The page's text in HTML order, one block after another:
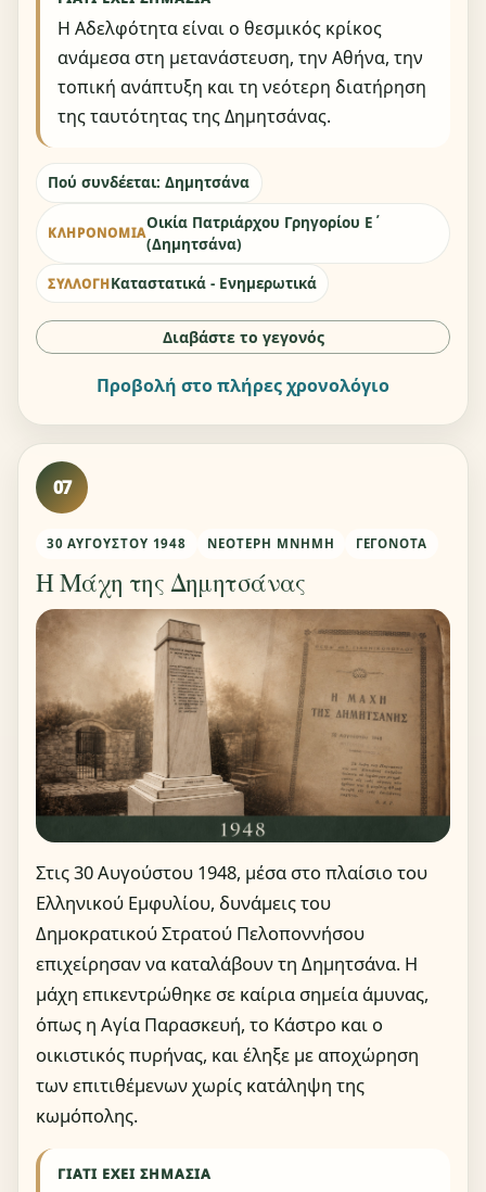
Η Αδελφότητα είναι ο θεσμικός κρίκος
ανάμεσα στη μετανάστευση, την Αθήνα, την
τοπική ανάπτυξη και τη νεότερη διατήρηση
της ταυτότητας της Δημητσάνας.
Πού συνδέεται: Δημητσάνα
ΚΛΗΡΟΝΟΜΙΆ
Οικία Πατριάρχου Γρηγορίου Ε΄
(Δημητσάνα)
ΣΥΛΛΟΓΉΚαταστατικά - Ενημερωτικά
Διαβάστε το γεγονός
Προβολή στο πλήρες χρονολόγιο
07
30 ΑΥΓΟΎΣΤΟΥ 1948 ΝΕΌΤΕΡΗ ΜΝΉΜΗ ΓΕΓΟΝΌΤΑ
Η Μάχη της Δημητσάνας
Στις 30 Αυγούστου 1948, μέσα στο πλαίσιο του
Ελληνικού Εμφυλίου, δυνάμεις του
Δημοκρατικού Στρατού Πελοποννήσου
επιχείρησαν να καταλάβουν τη Δημητσάνα. Η
μάχη επικεντρώθηκε σε καίρια σημεία άμυνας,
όπως η Αγία Παρασκευή, το Κάστρο και ο
οικιστικός πυρήνας, και έληξε με αποχώρηση
των επιτιθέμενων χωρίς κατάληψη της
κωμόπολης.
ΓΙΑΤΊ ΈΧΕΙ ΣΗΜΑΣΊΑ